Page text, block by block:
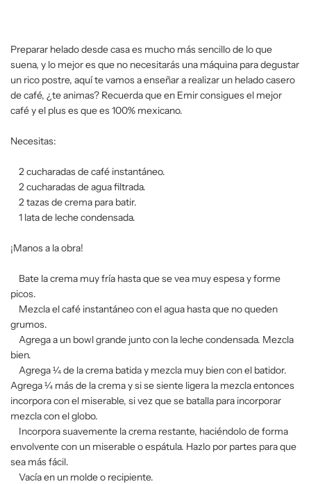
Preparar helado desde casa es mucho más sencillo de lo que
suena, y lo mejor es que no necesitarás una máquina para degustar
un rico postre, aquí te vamos a enseñar a realizar un helado casero
de café, ¿te animas? Recuerda que en Emir consigues el mejor
café y el plus es que es 100% mexicano.
Necesitas:
2 cucharadas de café instantáneo.
2 cucharadas de agua filtrada.
2 tazas de crema para batir.
1 lata de leche condensada.
¡Manos a la obra!
Bate la crema muy fría hasta que se vea muy espesa y forme
picos.
Mezcla el café instantáneo con el agua hasta que no queden
grumos.
Agrega a un bowl grande junto con la leche condensada. Mezcla
bien.
Agrega ¼ de la crema batida y mezcla muy bien con el batidor.
Agrega ¼ más de la crema y si se siente ligera la mezcla entonces
incorpora con el miserable, si vez que se batalla para incorporar
mezcla con el globo.
Incorpora suavemente la crema restante, haciéndolo de forma
envolvente con un miserable o espátula. Hazlo por partes para que
sea más fácil.
Vacía en un molde o recipiente.